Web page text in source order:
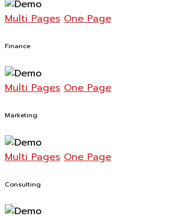
Multi Pages One Page
Finance
Multi Pages One Page
Marketing
Multi Pages One Page
Consulting